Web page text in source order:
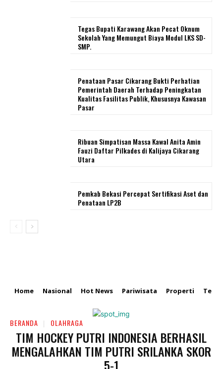
Tegas Bupati Karawang Akan Pecat Oknum
Sekolah Yang Memungut Biaya Modul LKS SD-
SMP.
Penataan Pasar Cikarang Bukti Perhatian
Pemerintah Daerah Terhadap Peningkatan
Kualitas Fasilitas Publik, Khususnya Kawasan
Pasar
Ribuan Simpatisan Massa Kawal Anita Amin
Fauzi Daftar Pilkades di Kalijaya Cikarang
Utara
Pemkab Bekasi Percepat Sertifikasi Aset dan
Penataan LP2B